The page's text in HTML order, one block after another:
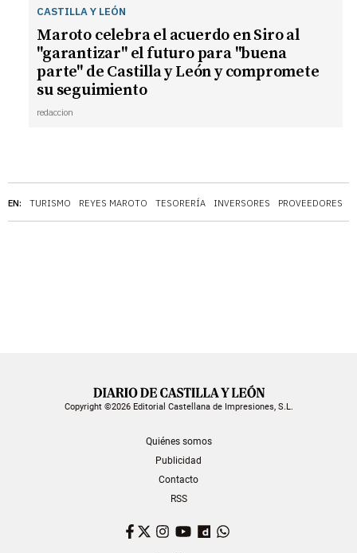
EN: TURISMO REYES MAROTO TESORERÍA INVERSORES PROVEEDORES
CASTILLA Y LEÓN
Maroto celebra el acuerdo en Siro al
"garantizar" el futuro para "buena
parte" de Castilla y León y compromete
su seguimiento
redaccion
Copyright ©2026 Editorial Castellana de Impresiones, S.L.
Quiénes somos
Publicidad
Contacto
RSS
Facebook
TwitterInstagram
YouTubeDailymotion